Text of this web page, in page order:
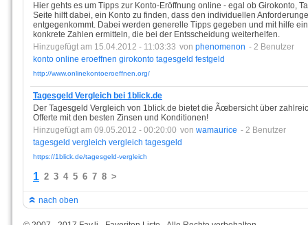
Hier gehts es um Tipps zur Konto-Eröffnung online - egal ob Girokonto,
Seite hilft dabei, ein Konto zu finden, dass den individuellen
entgegenkommt. Dabei werden generelle Tipps gegeben und mit hilfe
konkrete Zahlen ermitteln, die bei der Entsscheidung weiterhelfen.
Hinzugefügt am 15.04.2012 - 11:03:33 von phenomenon - 2 Benutzer
konto online eroeffnen girokonto tagesgeld festgeld
http://www.onlinekontoeroeffnen.org/
Tagesgeld Vergleich bei 1blick.de
Der Tagesgeld Vergleich von 1blick.de bietet die Ãœbersicht über
Offerte mit den besten Zinsen und Konditionen!
Hinzugefügt am 09.05.2012 - 00:20:00 von wamaurice - 2 Benutzer
tagesgeld vergleich vergleich tagesgeld
https://1blick.de/tagesgeld-vergleich
1 2 3 4 5 6 7 8 >
nach oben